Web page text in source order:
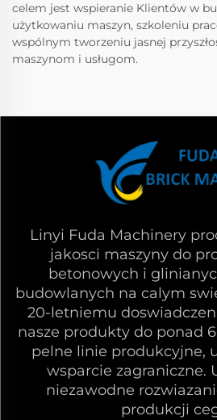
celem jest wspieranie Klientów w
użytkowaniu maszyn, szkoleniu
wspólnym tworzeniu jasnej
maszynom i usługom.
Linyi Fuda Machinery
jakosci maszyny do
betonowych i
budowlanych na calym
20-letniemu
nasze produkty do ponad
pelne linie produkcyjne,
wsparcie zagraniczne.
niezawodne
produkcji